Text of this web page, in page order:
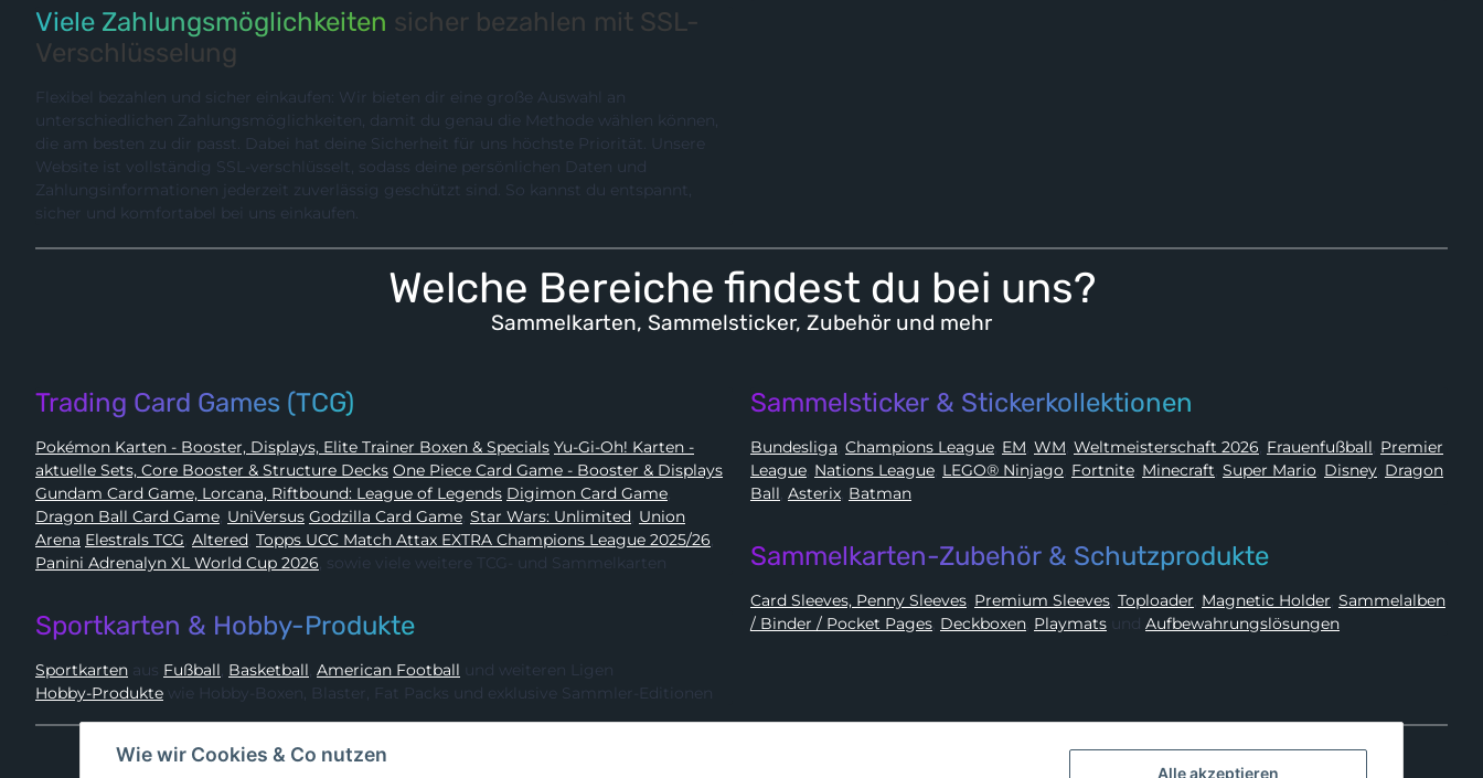
Viele Zahlungsmöglichkeiten sicher bezahlen mit SSL-
Verschlüsselung
Flexibel bezahlen und sicher einkaufen: Wir bieten dir eine große Auswahl an
unterschiedlichen Zahlungsmöglichkeiten, damit du genau die Methode wählen können,
die am besten zu dir passt. Dabei hat deine Sicherheit für uns höchste Priorität. Unsere
Website ist vollständig SSL-verschlüsselt, sodass deine persönlichen Daten und
Zahlungsinformationen jederzeit zuverlässig geschützt sind. So kannst du entspannt,
sicher und komfortabel bei uns einkaufen.
Welche Bereiche findest du bei uns?
Sammelkarten, Sammelsticker, Zubehör und mehr
Trading Card Games (TCG)
Pokémon Karten - Booster, Displays, Elite Trainer Boxen & Specials Yu-Gi-Oh! Karten -
aktuelle Sets, Core Booster & Structure Decks
One Piece Card Game - Booster & Displays
Gundam Card Game, Lorcana, Riftbound: League of Legends
Digimon Card Game,
Dragon Ball Card Game, UniVersus Godzilla Card Game, Star Wars: Unlimited, Union
Arena
Elestrals TCG, Altered, Topps UCC Match Attax EXTRA Champions League 2025/26,
Panini Adrenalyn XL World Cup 2026, sowie viele weitere TCG- und Sammelkarten
Sportkarten & Hobby-Produkte
Sportkarten aus Fußball, Basketball, American Football und weiteren Ligen
Hobby-Produkte wie Hobby-Boxen, Blaster, Fat Packs und exklusive Sammler-Editionen
Sammelsticker & Stickerkollektionen
Bundesliga, Champions League, EM, WM, Weltmeisterschaft 2026, Frauenfußball, Premier
League, Nations League, LEGO® Ninjago, Fortnite, Minecraft, Super Mario, Disney, Dragon
Ball, Asterix, Batman
Sammelkarten-Zubehör & Schutzprodukte
Card Sleeves, Penny Sleeves, Premium Sleeves, Toploader, Magnetic Holder, Sammelalben
/ Binder / Pocket Pages, Deckboxen, Playmats und Aufbewahrungslösungen
Alle akzeptieren
Wie wir Cookies & Co nutzen